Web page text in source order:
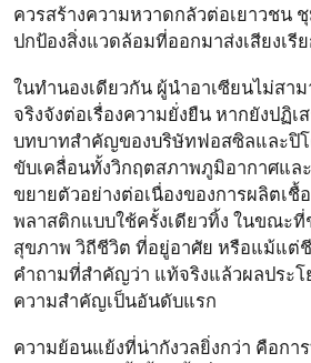
ควรสร้างความหวาดกลัวต่อเยาวชน
ปกป้องสิ่งแวดล้อมที่ออกมาส่งเสียงเรี
ในทำนองเดียวกัน ผู้นำอาเซียนไม่สา
จริงจังต่อเรื่องความยั่งยืน หากยังปฏิ
บทบาทสำคัญของบริษัทฟอสซิลและปิโ
ขับเคลื่อนทั้งวิกฤตสภาพภูมิอากาศแล
ขยายตัวอย่างต่อเนื่องของการผลิตเชื้
พลาสติกแบบใช้ครั้งเดียวทิ้ง ในขณะ
สุขภาพ วิถีชีวิต ที่อยู่อาศัย หรือแม้แต่
คำถามที่สำคัญว่า แท้จริงแล้วผลประ
ความสำคัญเป็นอันดับแรก
ความย้อนแย้งที่น่ากังวลยิ่งกว่า คือกา